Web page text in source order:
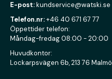
E-post:kundservice@watski.se
Telefon.nr:+46 40 671 67 77
Öppettider telefon:
Måndag-fredag 08:00 - 20:00
Huvudkontor:
Lockarpsvägen 6b, 213 76 Malmö